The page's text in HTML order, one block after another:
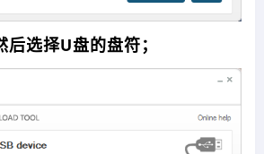
选择U盘的盘符；